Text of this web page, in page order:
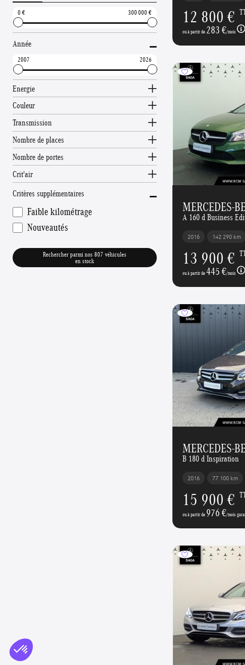
0 300 000
Année -
2007 2026
Energie
Couleur
Transmission
Nombre de places
Nombre de portes
Crit'air
Critères supplémentaires
-
Faible kilométrage
Nouveautés
Rechercher parmi nos 807 véhicules
en stock
12 800 €
ou à partir de 283 €/mois
MERCEDES-
A 160 d Business
2016 142 290 km
13 900 €
ou à partir de445 €/mois
MERCEDES-
B 180 d Inspiration
2016 77 100 km
15 900 €
ou à partir de 976 €/mois